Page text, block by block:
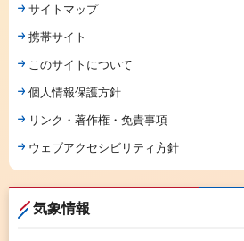
サイトマップ
携帯サイト
このサイトについて
個人情報保護方針
リンク・著作権・免責事項
ウェブアクセシビリティ方針
気象情報